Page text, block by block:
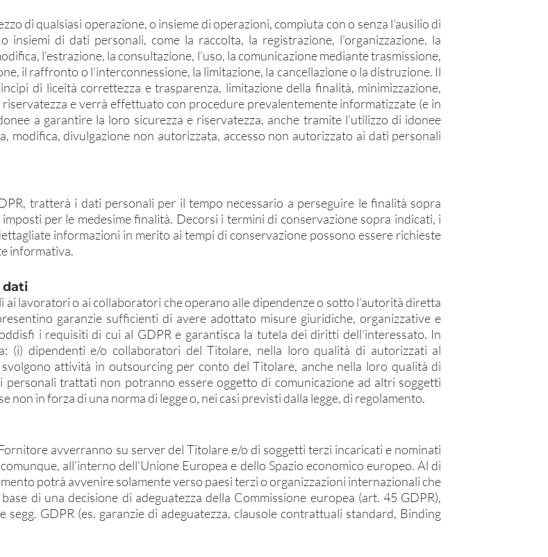
di qualsiasi operazione, o insieme di operazioni, compiuta con o senza l’ausilio di
di dati personali, come la raccolta, la registrazione, l’organizzazione, la
l’estrazione, la consultazione, l’uso, la comunicazione mediante trasmissione,
il raffronto o l’interconnessione, la limitazione, la cancellazione o la distruzione. Il
di liceità correttezza e trasparenza, limitazione della finalità, minimizzazione,
e verrà effettuato con procedure prevalentemente informatizzate (e in
a garantire la loro sicurezza e riservatezza, anche tramite l’utilizzo di idonee
modifica, divulgazione non autorizzata, accesso non autorizzato ai dati personali
tratterà i dati personali per il tempo necessario a perseguire le finalità sopra
per le medesime finalità. Decorsi i termini di conservazione sopra indicati, i
informazioni in merito ai tempi di conservazione possono essere richieste
informativa.
dati
lavoratori o ai collaboratori che operano alle dipendenze o sotto l’autorità diretta
garanzie sufficienti di avere adottato misure giuridiche, organizzative e
i requisiti di cui al GDPR e garantisca la tutela dei diritti dell’interessato. In
(i) dipendenti e/o collaboratori del Titolare, nella loro qualità di autorizzati al
attività in outsourcing per conto del Titolare, anche nella loro qualità di
trattati non potranno essere oggetto di comunicazione ad altri soggetti
in forza di una norma di legge o, nei casi previsti dalla legge, di regolamento.
avverranno su server del Titolare e/o di soggetti terzi incaricati e nominati
all’interno dell’Unione Europea e dello Spazio economico europeo. Al di
potrà avvenire solamente verso paesi terzi o organizzazioni internazionali che
di una decisione di adeguatezza della Commissione europea (art. 45 GDPR),
GDPR (es. garanzie di adeguatezza, clausole contrattuali standard, Binding